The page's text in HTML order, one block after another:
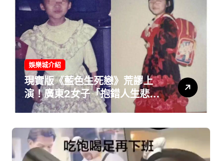
娛樂城介紹
現實版《藍色生死戀》荒謬上
演！廣東2女子「抱錯人生悲慘
37年」 一驗 DNA 全網看傻！